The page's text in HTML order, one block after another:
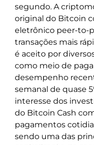
segundo. A
original do Bitcoin
eletrônico peer-to-
transações mais
é aceito por
como meio de
desempenho
semanal de quase
interesse dos
do Bitcoin Cash
pagamentos
sendo uma das